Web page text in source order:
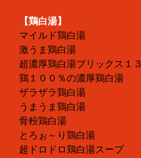
【鶏白湯】
マイルド鶏白湯
激うま鶏白湯
超濃厚鶏白湯ブリックス１３
鶏１００％の濃厚鶏白湯
ザラザラ鶏白湯
うまうま鶏白湯
骨粉鶏白湯
とろぉ～り鶏白湯
超ドロドロ鶏白湯スープ